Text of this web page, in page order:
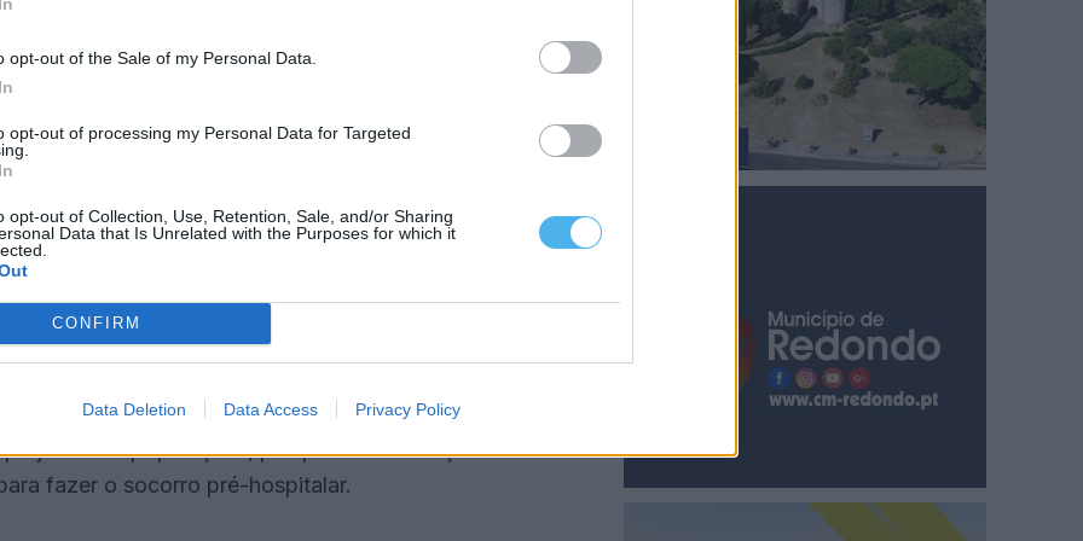
opt-out of the Sale of my Personal Data.
opt-out of processing my Personal Data for Targeted
opt-out of Collection, Use, Retention, Sale, and/or Sharing
Data that Is Unrelated with the Purposes for which it
CONFIRM
Data Deletion Data Access Privacy Policy
necessárias ao pagamento desses serviços e à
para que aconteça”, acrescentou
um prazo até quarta-feira, dia 23 de julho,
o dia, os bombeiros não saem com as
necessário com as ambulâncias dos bombeiros”,
às populações, porque as associações
fazer o socorro pré-hospitalar.